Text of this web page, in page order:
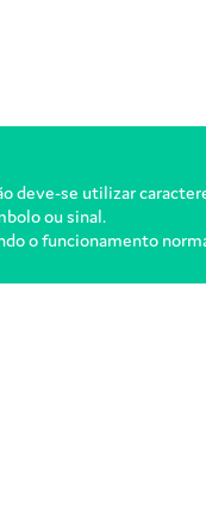
se utilizar
ou sinal.
o funcionamento